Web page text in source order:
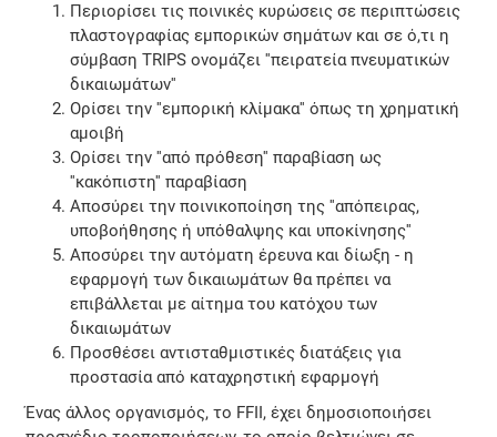
Περιορίσει τις ποινικές κυρώσεις σε περιπτώσεις
πλαστογραφίας εμπορικών σημάτων και σε ό,τι η
σύμβαση TRIPS ονομάζει ''πειρατεία πνευματικών
δικαιωμάτων''
Ορίσει την ''εμπορική κλίμακα'' όπως τη χρηματική
αμοιβή
Ορίσει την ''από πρόθεση'' παραβίαση ως
''κακόπιστη'' παραβίαση
Αποσύρει την ποινικοποίηση της ''απόπειρας,
υποβοήθησης ή υπόθαλψης και υποκίνησης''
Αποσύρει την αυτόματη έρευνα και δίωξη - η
εφαρμογή των δικαιωμάτων θα πρέπει να
επιβάλλεται με αίτημα του κατόχου των
δικαιωμάτων
Προσθέσει αντισταθμιστικές διατάξεις για
προστασία από καταχρηστική εφαρμογή
Ένας άλλος οργανισμός, το FFII, έχει δημοσιοποιήσει